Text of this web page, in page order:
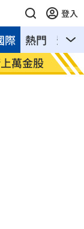
登入
熱門 影音
際
萬單
孫易
球